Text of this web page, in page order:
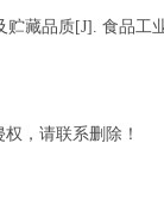
品质[J]. 食品工业
，请联系删除！